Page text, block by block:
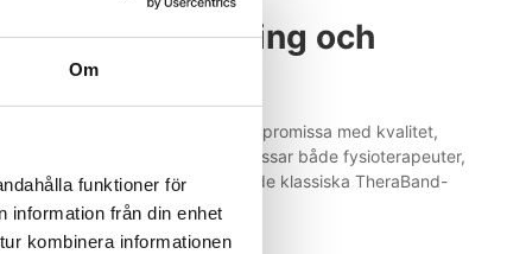
Om
funktioner för
information från din enhet
kombinera informationen
styrketräning och
eller känslighet, utan att kompromissa med kvalitet,
förpackningsstorlekar som passar både fysioterapeuter,
progressiva motstånd som de klassiska TheraBand-